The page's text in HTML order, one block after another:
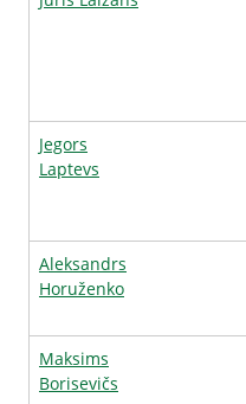
Jegors
Laptevs
Aleksandrs
Horuženko
Maksims
Borisevičs